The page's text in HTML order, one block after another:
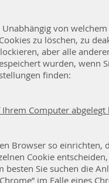
von
zu löschen, zu
aber alle
wurden, wenn
finden:
Computer abgelegt
Browser so einrichten,
Cookie
Sie suchen die
im Falle eines